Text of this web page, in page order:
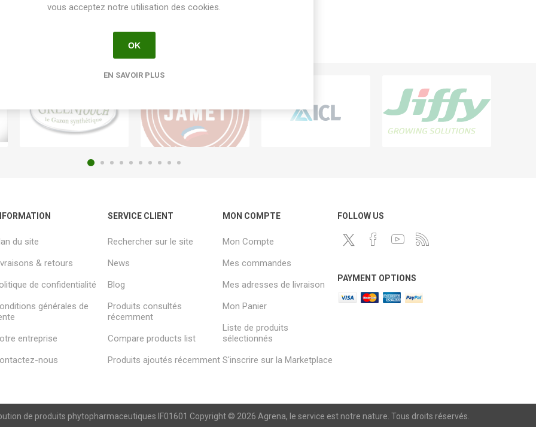
du site
& retours
de confidentialité
générales de
entreprise
nous
SERVICE CLIENT
Rechercher sur le site
News
Blog
Produits consultés
récemment
Compare products list
Produits ajoutés récemment
MON COMPTE
Mon Compte
Mes commandes
Mes adresses de livraison
Mon Panier
Liste de produits
sélectionnés
S'inscrire sur la Marketplace
FOLLOW US
PAYMENT OPTIONS
de produits phytopharmaceutiques IF01601 Copyright © 2026 Agrena, le service est notre nature. Tous droits réservés.
vous acceptez notre utilisation des cookies.
OK
EN SAVOIR PLUS